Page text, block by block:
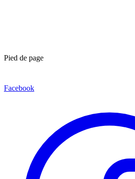
Pied de page
Facebook